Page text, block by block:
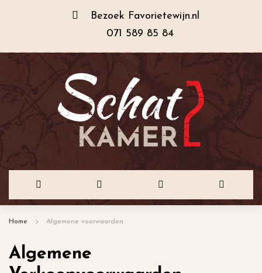
Bezoek Favorietewijn.nl
071 589 85 84
de
Home Algemene voorwaarden
Algemene